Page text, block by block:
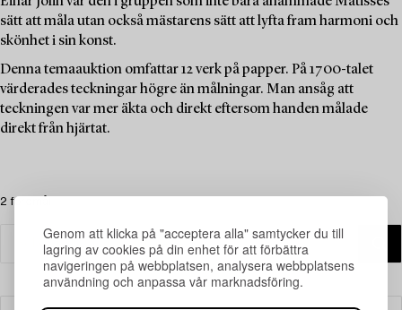
Genom att klicka på "acceptera alla" samtycker du till
lagring av cookies på din enhet för att förbättra
navigeringen på webbplatsen, analysera webbplatsens
användning och anpassa vår marknadsföring.
sätt att måla utan också mästarens sätt att lyfta fram harmoni och
skönhet i sin konst.
Denna temaauktion omfattar 12 verk på papper. På 1700-talet
värderades teckningar högre än målningar. Man ansåg att
teckningen var mer äkta och direkt eftersom handen målade
direkt från hjärtat.
2 föremål